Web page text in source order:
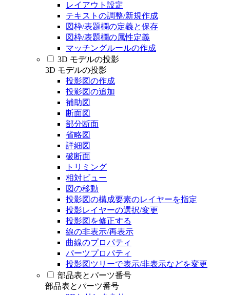
レイアウト設定
テキストの調整/新規作成
図枠/表題欄の定義と保存
図枠/表題欄の属性定義
マッチングルールの作成
3D モデルの投影
3D モデルの投影
投影図の作成
投影図の追加
補助図
断面図
部分断面
省略図
詳細図
破断面
トリミング
相対ビュー
図の移動
投影図の構成要素のレイヤーを指定
投影レイヤーの選択/変更
投影図を修正する
線の非表示/再表示
曲線のプロパティ
パーツプロパティ
投影図ツリーで表示/非表示などを変更
部品表とパーツ番号
部品表とパーツ番号